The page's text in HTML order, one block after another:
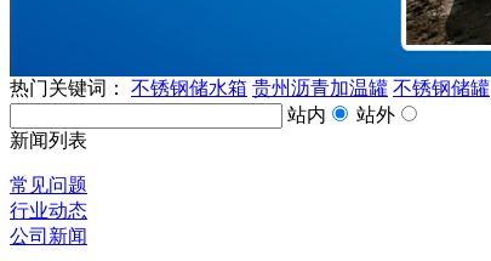
热门关键词： 不锈钢储水箱 贵州沥青加温罐 不锈钢储罐
站内
站外
新闻列表
常见问题
行业动态
公司新闻